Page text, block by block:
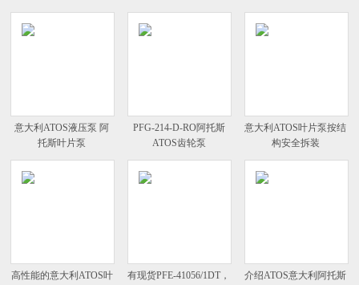
意大利ATOS液压泵 阿
托斯叶片泵
PFG-214-D-RO阿托斯
ATOS齿轮泵
意大利ATOS叶片泵按结
构安全拆装
高性能的意大利ATOS叶
有现货PFE-41056/1DT，
介绍ATOS意大利阿托斯